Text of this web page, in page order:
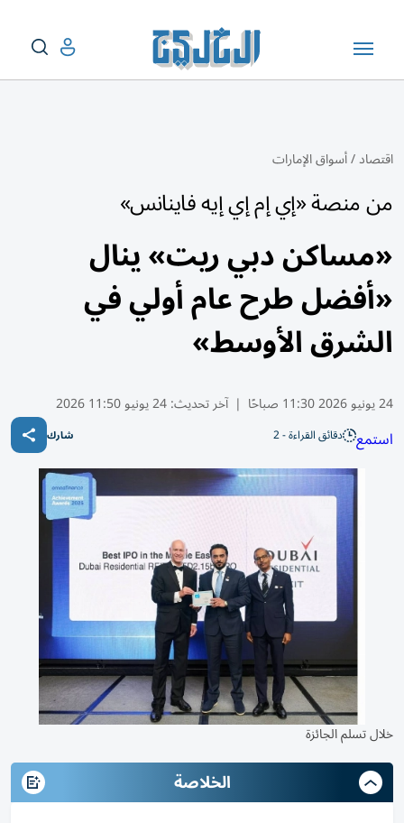
اقتصاد/أسواق الإمارات
من منصة «إي إم إي إيه فاينانس»
«مساكن دبي ريت» ينال
«أفضل طرح عام أولي في
الشرق الأوسط»
24 يونيو 2026 11:30 صباحًا | آخر تحديث:24 يونيو 11:50 2026
استمع دقائق القراءة - 2 شارك
خلال تسلم الجائزة
الخلاصة